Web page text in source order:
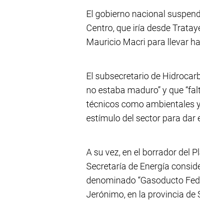
El gobierno nacional
Centro, que iría desde
Mauricio Macri para llevar
El subsecretario de
no estaba maduro” y que
técnicos como ambientales
estímulo del sector para dar
A su vez, en el borrador del
Secretaría de Energía
denominado “Gasoducto
Jerónimo, en la provincia de